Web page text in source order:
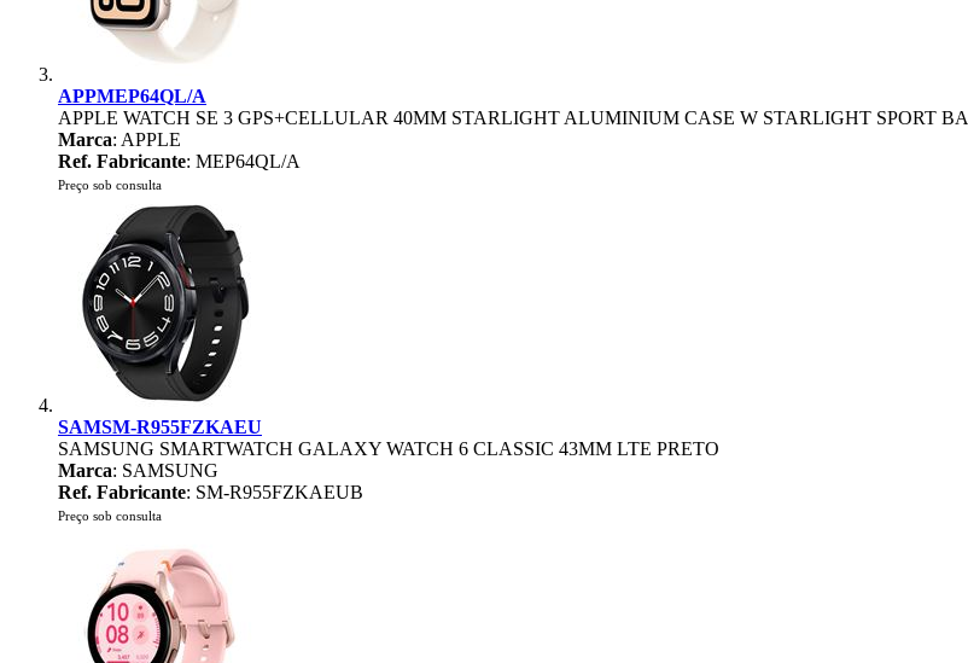
APPMEP64QL/A
APPLE WATCH SE 3 GPS+CELLULAR 40MM STARLIGHT ALUMINIUM CASE W STARLIGHT SPORT BA
Marca: APPLE
Ref. Fabricante: MEP64QL/A
Preço sob consulta
SAMSM-R955FZKAEU
SAMSUNG SMARTWATCH GALAXY WATCH 6 CLASSIC 43MM LTE PRETO
Marca: SAMSUNG
Ref. Fabricante: SM-R955FZKAEUB
Preço sob consulta